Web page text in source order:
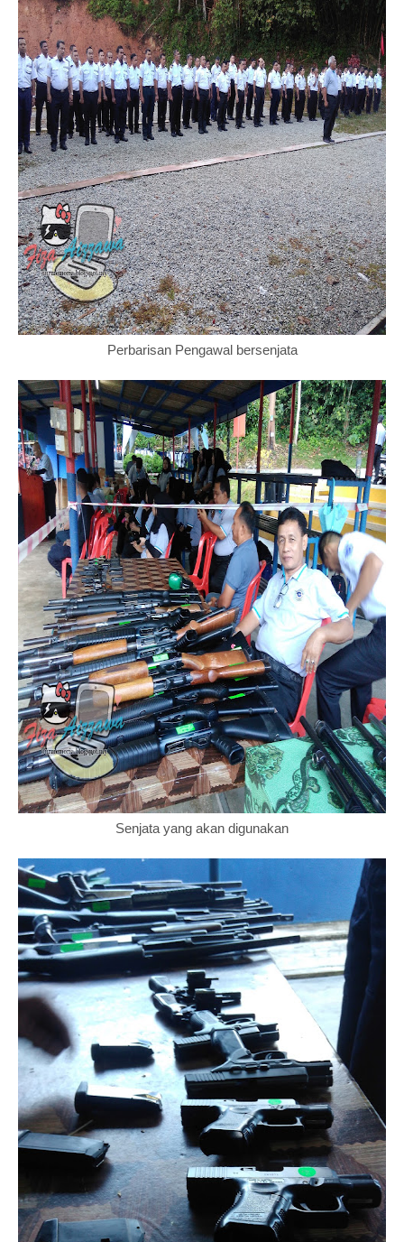
Perbarisan Pengawal bersenjata
Senjata yang akan digunakan